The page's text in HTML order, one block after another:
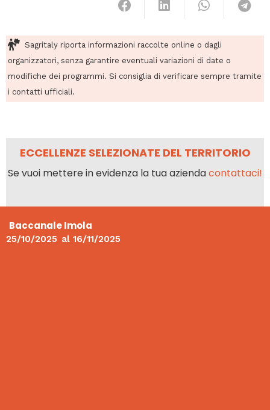
Sagritaly riporta informazioni raccolte online o dagli
organizzatori, senza garantire eventuali variazioni di date o
modifiche dei programmi. Si consiglia di verificare sempre tramite
i contatti ufficiali.
ECCELLENZE SELEZIONATE DEL TERRITORIO
Se vuoi mettere in evidenza la tua aziendacontattaci!
Baccanale Imola
25/10/2025 al 16/11/2025